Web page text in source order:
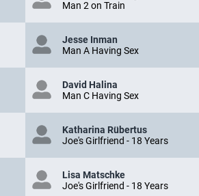
Man 2 on Train
Jesse Inman
Man A Having Sex
David Halina
Man C Having Sex
Katharina Rübertus
Joe's Girlfriend - 18 Years
Lisa Matschke
Joe's Girlfriend - 18 Years